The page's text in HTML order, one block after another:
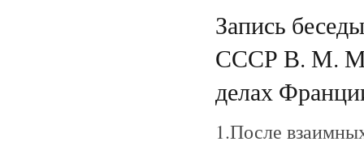
Запись
СССР В. М.
делах
1.После